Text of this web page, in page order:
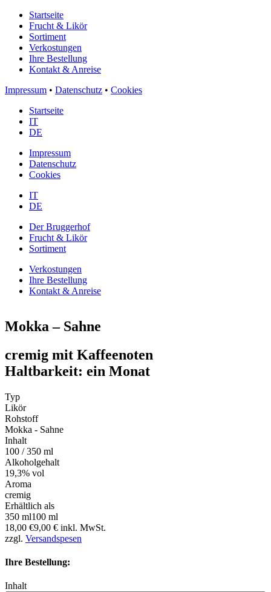
Startseite
Frucht & Likör
Sortiment
Verkostungen
Ihre Bestellung
Kontakt & Anreise
Impressum • Datenschutz • Cookies
Startseite
IT
DE
Impressum
Datenschutz
Cookies
IT
DE
Der Bruggerhof
Frucht & Likör
Sortiment
Verkostungen
Ihre Bestellung
Kontakt & Anreise
Mokka – Sahne
cremig mit Kaffeenoten
Haltbarkeit: ein Monat
Typ
Likör
Rohstoff
Mokka - Sahne
Inhalt
100 / 350 ml
Alkoholgehalt
19,3% vol
Aroma
cremig
Erhältlich als
350 ml100 ml
18,00 €9,00 € inkl. MwSt.
zzgl. Versandspesen
Ihre Bestellung:
Inhalt